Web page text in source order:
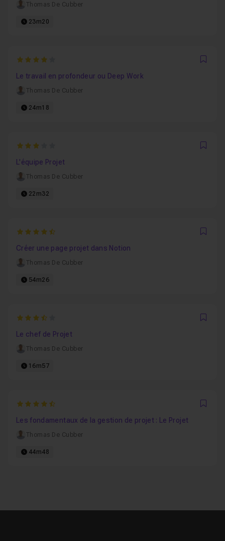
Thomas De Cubber
23m20
4
Le travail en profondeur ou Deep Work
Thomas De Cubber
24m18
3
L'équipe Projet
Thomas De Cubber
22m32
4.6666666666667
Créer une page projet dans Notion
Thomas De Cubber
54m26
3.3333333333333
Le chef de Projet
Thomas De Cubber
16m57
4.3333333333333
Les fondamentaux de la gestion de projet : Le Projet
Thomas De Cubber
44m48